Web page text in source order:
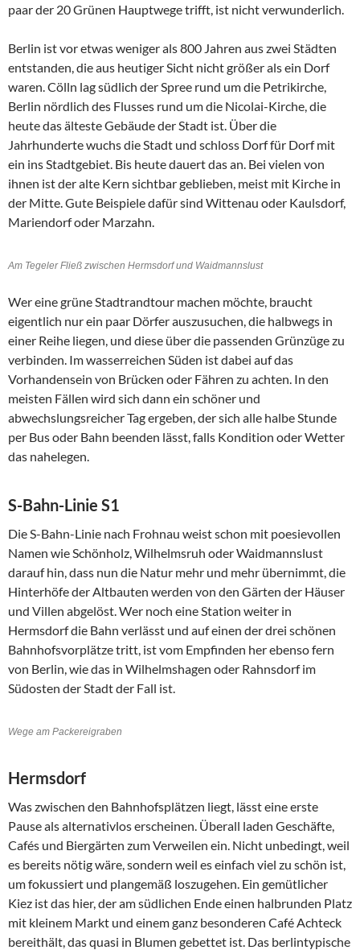
paar der 20 Grünen Hauptwege trifft, ist nicht verwunderlich.
Berlin ist vor etwas weniger als 800 Jahren aus zwei Städten
entstanden, die aus heutiger Sicht nicht größer als ein Dorf
waren. Cölln lag südlich der Spree rund um die Petrikirche,
Berlin nördlich des Flusses rund um die Nicolai-Kirche, die
heute das älteste Gebäude der Stadt ist. Über die
Jahrhunderte wuchs die Stadt und schloss Dorf für Dorf mit
ein ins Stadtgebiet. Bis heute dauert das an. Bei vielen von
ihnen ist der alte Kern sichtbar geblieben, meist mit Kirche in
der Mitte. Gute Beispiele dafür sind Wittenau oder Kaulsdorf,
Mariendorf oder Marzahn.
Am Tegeler Fließ zwischen Hermsdorf und Waidmannslust
Wer eine grüne Stadtrandtour machen möchte, braucht
eigentlich nur ein paar Dörfer auszusuchen, die halbwegs in
einer Reihe liegen, und diese über die passenden Grünzüge zu
verbinden. Im wasserreichen Süden ist dabei auf das
Vorhandensein von Brücken oder Fähren zu achten. In den
meisten Fällen wird sich dann ein schöner und
abwechslungsreicher Tag ergeben, der sich alle halbe Stunde
per Bus oder Bahn beenden lässt, falls Kondition oder Wetter
das nahelegen.
S-Bahn-Linie S1
Die S-Bahn-Linie nach Frohnau weist schon mit poesievollen
Namen wie Schönholz, Wilhelmsruh oder Waidmannslust
darauf hin, dass nun die Natur mehr und mehr übernimmt, die
Hinterhöfe der Altbauten werden von den Gärten der Häuser
und Villen abgelöst. Wer noch eine Station weiter in
Hermsdorf die Bahn verlässt und auf einen der drei schönen
Bahnhofsvorplätze tritt, ist vom Empfinden her ebenso fern
von Berlin, wie das in Wilhelmshagen oder Rahnsdorf im
Südosten der Stadt der Fall ist.
Wege am Packereigraben
Hermsdorf
Was zwischen den Bahnhofsplätzen liegt, lässt eine erste
Pause als alternativlos erscheinen. Überall laden Geschäfte,
Cafés und Biergärten zum Verweilen ein. Nicht unbedingt, weil
es bereits nötig wäre, sondern weil es einfach viel zu schön ist,
um fokussiert und plangemäß loszugehen. Ein gemütlicher
Kiez ist das hier, der am südlichen Ende einen halbrunden Platz
mit kleinem Markt und einem ganz besonderen Café Achteck
bereithält, das quasi in Blumen gebettet ist. Das berlintypische